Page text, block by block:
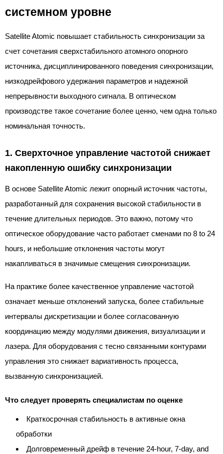
системном уровне
Satellite Atomic повышает стабильность синхронизации за
счет сочетания сверхстабильного атомного опорного
источника, дисциплинированного поведения синхронизации,
низкодрейфового удержания параметров и надежной
непрерывности выходного сигнала. В оптическом
производстве такое сочетание более ценно, чем одна только
номинальная точность.
1. Сверхточное управление частотой снижает
накопленную ошибку синхронизации
В основе Satellite Atomic лежит опорный источник частоты,
разработанный для сохранения высокой стабильности в
течение длительных периодов. Это важно, потому что
оптическое оборудование часто работает сменами по 8 to 24
hours, и небольшие отклонения частоты могут
накапливаться в значимые смещения синхронизации.
На практике более качественное управление частотой
означает меньше отклонений запуска, более стабильные
интервалы дискретизации и более согласованную
координацию между модулями движения, визуализации и
лазера. Для оборудования с тесно связанными контурами
управления это снижает вариативность процесса,
вызванную синхронизацией.
Что следует проверять специалистам по оценке
Краткосрочная стабильность в активные окна
обработки
Долговременный дрейф в течение 24-hour, 7-day, and